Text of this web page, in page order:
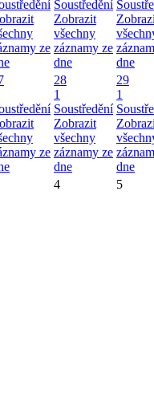
ze
Soustředění
Zobrazit
všechny
záznamy ze
dne
dne
ze
28
1
Soustředění
Zobrazit
všechny
záznamy ze
dne
29
1
dne
4 5